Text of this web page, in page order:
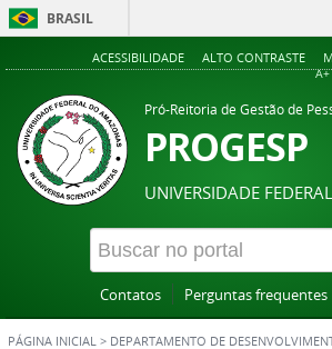
BRASIL
Acesso
ACESSIBILIDADE ALTO CONTRASTE
A+
Pró-Reitoria de Gestão de
PROGESP
UNIVERSIDADE
Contatos Perguntas frequentes
PÁGINA INICIAL > DEPARTAMENTO DE